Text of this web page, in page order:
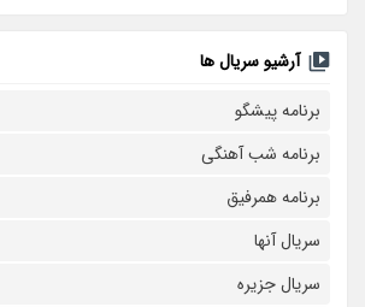
آرشیو سریال ها
برنامه پیشگو
برنامه شب آهنگی
برنامه همرفیق
سریال آنها
سریال جزیره